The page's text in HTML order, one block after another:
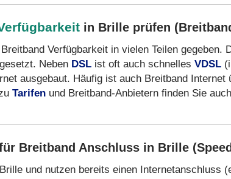
in Brille prüfen
Verfügbarkeit in vielen Teilen gegeben.
Neben DSL ist oft auch schnelles VDSL
ausgebaut. Häufig ist auch Breitband
Tarifen und Breitband-Anbietern finden Sie
Breitband Anschluss in Brille
und nutzen bereits einen Internetanschluss